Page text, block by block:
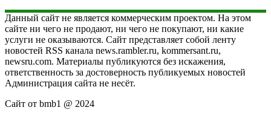
Данный сайт не является коммерческим проектом. На этом
сайте ни чего не продают, ни чего не покупают, ни какие
услуги не оказываются. Сайт представляет собой ленту
новостей RSS канала news.rambler.ru, kommersant.ru,
newsru.com. Материалы публикуются без искажения,
ответственность за достоверность публикуемых новостей
Администрация сайта не несёт.
Сайт от bmb1 @ 2024